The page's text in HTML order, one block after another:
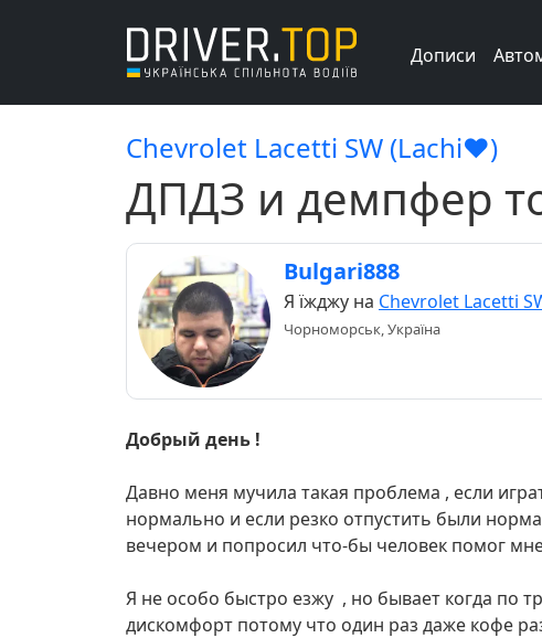
Дописи
Chevrolet Lacetti SW (Lachi❤)
ДПДЗ и демпфер
Bulgari888
Я їжджу на Chevrolet Lacetti
Чорноморськ, Україна
Добрый день !
Давно меня мучила такая проблема , если
нормально и если резко отпустить были
вечером и попросил что-бы человек помог
Я не особо быстро езжу , но бывает когда по
дискомфорт потому что один раз даже кофе